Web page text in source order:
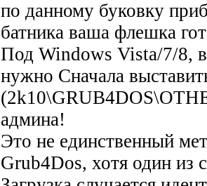
по данному буковку
батника ваша флешка
Под Windows Vista/7/8, в
нужно Сначала
админа!
Это не единственный
Grub4Dos, хотя один из